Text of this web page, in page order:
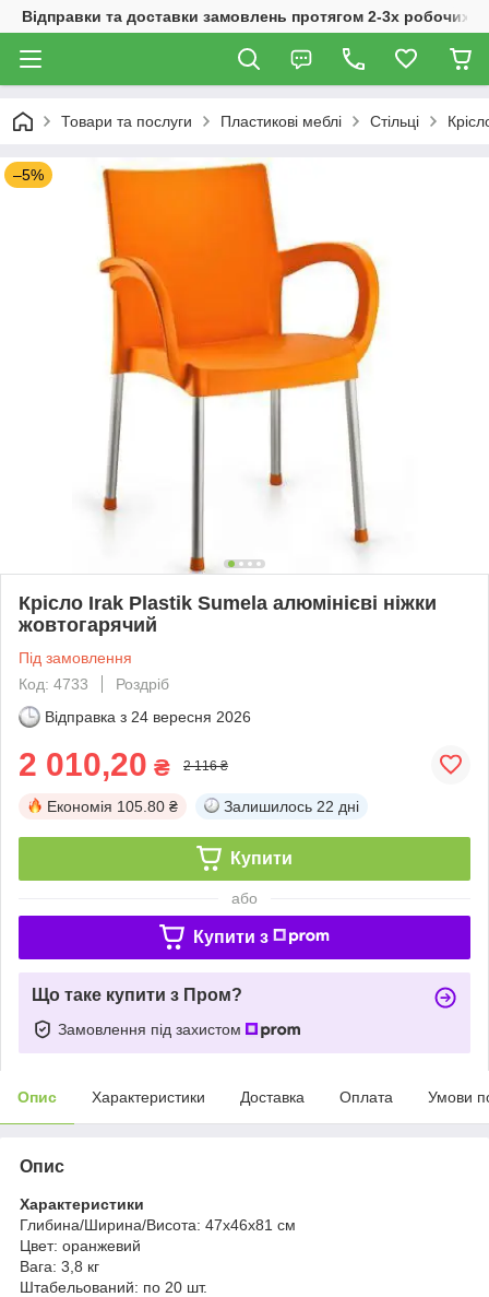
Відправки та доставки замовлень протягом 2-3х робочих
Товари та послуги Пластикові меблі Стільці
–5%
Крісло Irak Plastik Sumela алюмінієві ніжки
жовтогарячий
Під замовлення
Код: 4733
Роздріб
Відправка з 24 вересня 2026
2 010,20 ₴ 2 116 ₴
Економія 105.80 ₴ Залишилось 22 дні
Купити
або
Купити з
Що таке купити з Пром?
Замовлення під захистом
Опис Характеристики Доставка Оплата Умови
Опис
Характеристики
Глибина/Ширина/Висота: 47x46x81 см
Цвет: оранжевий
Вага: 3,8 кг
Штабельований: по 20 шт.